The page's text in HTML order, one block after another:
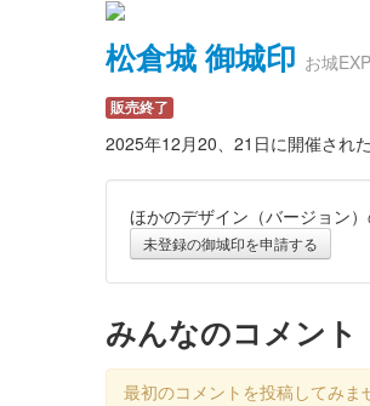
松倉城 御城印 お城
販売終了
2025年12月20、21日に開催され
ほかのデザイン（バージョン
未登録の御城印を申請する
みんなのコメント
最初のコメントを投稿してみま